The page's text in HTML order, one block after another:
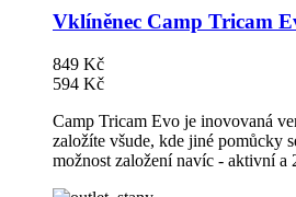
Vklíněnec Camp Tricam
849 Kč
594 Kč
Camp Tricam Evo je inovovaná
založíte všude, kde jiné pomůcky
možnost založení navíc - aktivní a